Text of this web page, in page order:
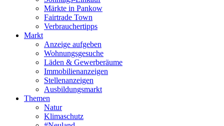
Märkte in Pankow
Fairtrade Town
Verbrauchertipps
Markt
Anzeige aufgeben
Wohnungsgesuche
Läden & Gewerberäume
Immobilienanzeigen
Stellenanzeigen
Ausbildungsmarkt
Themen
Natur
Klimaschutz